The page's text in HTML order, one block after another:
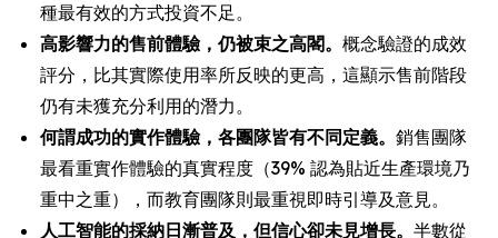
種最有效的方式投資不足。
高影響力的售前體驗，仍被束之高閣。 概念驗證的成效
評分，比其實際使用率所反映的更高，這顯示售前階段
仍有未獲充分利用的潛力。
何謂成功的實作體驗，各團隊皆有不同定義。 銷售團隊
最看重實作體驗的真實程度（39% 認為貼近生產環境乃
重中之重），而教育團隊則最重視即時引導及意見。
人工智能的採納日漸普及，但信心卻未見增長。 半數從